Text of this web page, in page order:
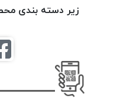
زیر دسته بندی